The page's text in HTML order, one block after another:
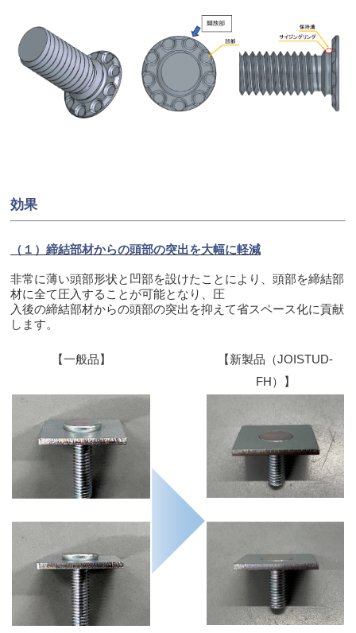
効果
（１）締結部材からの頭部の突出を大幅に軽減
非常に薄い頭部形状と凹部を設けたことにより、頭部を締結部
材に全て圧入することが可能となり、圧
入後の締結部材からの頭部の突出を抑えて省スペース化に貢献
します。
【一般品】
【新製品（JOISTUD-
FH）】